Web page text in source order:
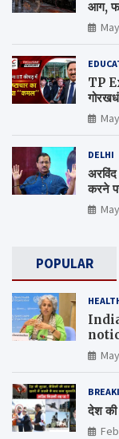
आग,
TP
कब
DELHI
अरविंद
करने
POPULAR
the
देश की